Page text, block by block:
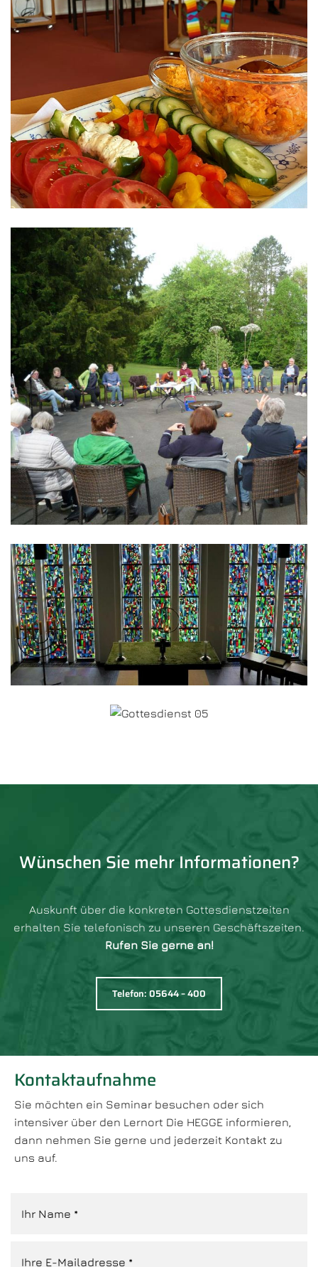
Wünschen Sie mehr Informationen?
Auskunft über die konkreten Gottesdienstzeiten
erhalten Sie telefonisch zu unseren Geschäftszeiten.
Rufen Sie gerne an!
Telefon: 05644 – 400
Kontaktaufnahme
Sie möchten ein Seminar besuchen oder sich
intensiver über den Lernort Die HEGGE informieren,
dann nehmen Sie gerne und jederzeit Kontakt zu
uns auf.